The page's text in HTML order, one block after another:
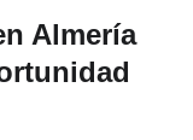
Almería